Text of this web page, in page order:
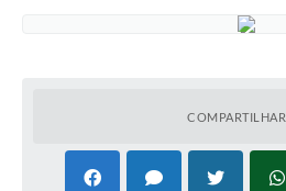
COMPARTILHAR